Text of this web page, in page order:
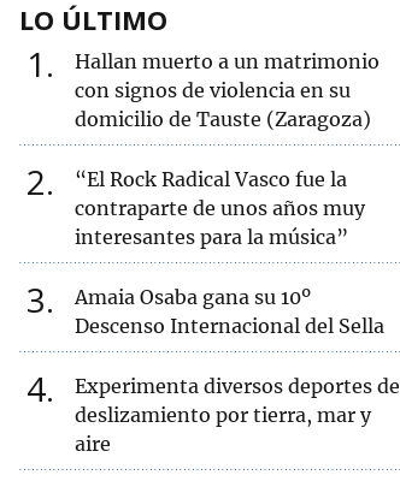
LO ÚLTIMO
1
Hallan muerto a un matrimonio
con signos de violencia en su
domicilio de Tauste (Zaragoza)
2
“El Rock Radical Vasco fue la
contraparte de unos años muy
interesantes para la música”
3
Amaia Osaba gana su 10º
Descenso Internacional del Sella
4
Experimenta diversos deportes de
deslizamiento por tierra, mar y
aire